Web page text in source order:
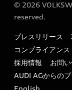
myAudi
メンテナンス
ファイナンス
キャンペーン / イ
買取査定
特定整備適用車一
リサイクル法
よくある質問（
© 2026
reserved.
プレスリリース
コンプライアンス
採用情報
お問
AUDI AGからの
English